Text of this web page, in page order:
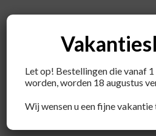
Let op! Bestellingen die vanaf
worden, worden 18 augustus
Wij wensen u een fijne vakantie